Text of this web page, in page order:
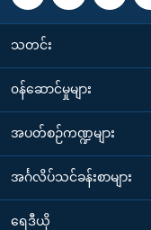
သတင်း
၀န်ဆောင်မှုများ
အပတ်စဉ်ကဏ္ဍများ
အင်္ဂလိပ်သင်ခန်းစာများ
ရေဒီယို